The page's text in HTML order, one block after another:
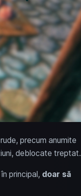
precum anumite
deblocate treptat.
principal, doar să